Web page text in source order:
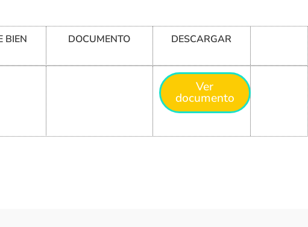
BIEN DOCUMENTO DESCARGAR
Ver
documento